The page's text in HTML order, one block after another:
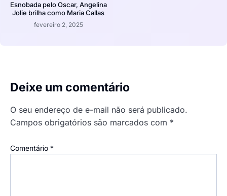
Esnobada pelo Oscar, Angelina
Jolie brilha como Maria Callas
fevereiro 2, 2025
Deixe um comentário
O seu endereço de e-mail não será publicado.
Campos obrigatórios são marcados com *
Comentário *